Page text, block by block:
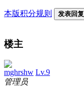
本版积分规则 发表回复
楼主
mghrshw Lv.9
管理员